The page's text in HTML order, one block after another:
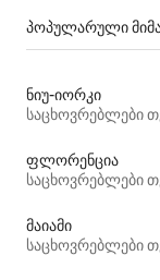
პოპულარული
ნიუ-იორკი
საცხოვრებლები
ფლორენცია
საცხოვრებლები
მაიამი
საცხოვრებლები